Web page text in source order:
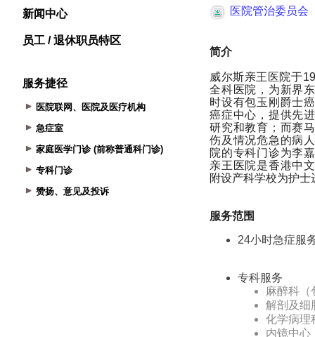
新闻中心
员工 / 退休职员特区
服务捷径
医院联网、医院及医疗机构
急症室
家庭医学门诊 (前称普通科门诊)
专科门诊
赞扬、意见及投诉